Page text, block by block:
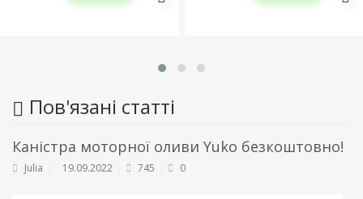
Пов'язані статті
Каністра моторної оливи Yuko безкоштовно!
Julia 19.09.2022 745 0